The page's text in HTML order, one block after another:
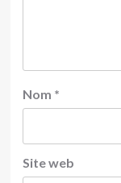
Nom *
Site web